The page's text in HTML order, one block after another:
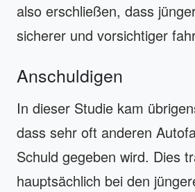
also erschließen, dass
sicherer und vorsichtiger
Anschuldigen
In dieser Studie kam
dass sehr oft anderen
Schuld gegeben wird. Dies
hauptsächlich bei den